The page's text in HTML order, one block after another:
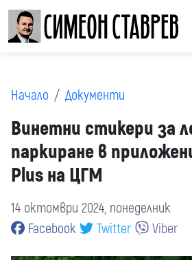
Начало Документи
Винетни стикери за
паркиране в
Plus на ЦГМ
14 октомври 2024, понеделник
Facebook
Twitter Viber